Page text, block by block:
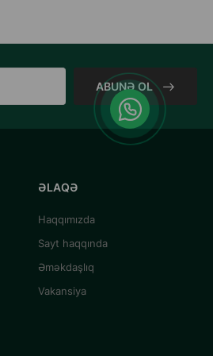
ABUNƏ OL
ƏLAQƏ
Haqqımızda
Sayt haqqında
Əməkdaşlıq
Vakansiya